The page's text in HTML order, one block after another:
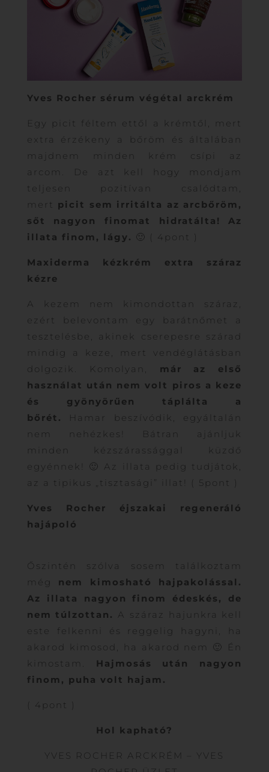
Yves Rocher sérum végétal arckrém
Egy picit féltem ettől a krémtől, mert
extra érzékeny a bőröm és általában
majdnem minden krém csípi az
arcom. De azt kell hogy mondjam
teljesen pozitívan csalódtam,
mert
picit sem irritálta az arcbőröm,
sőt nagyon finomat hidratálta! Az
illata finom, lágy. 🙂 ( 4pont )
Maxiderma kézkrém extra száraz
kézre
A kezem nem kimondottan száraz,
ezért belevontam egy barátnőmet a
tesztelésbe, akinek cserepesre szárad
mindig a keze, mert vendéglátásban
dolgozik. Komolyan, már az első
használat után nem volt piros a keze
és gyönyörűen táplálta a
bőrét.
Hamar beszívódik, egyáltalán
nem nehézkes! Bátran ajánljuk
minden kézszárassággal küzdő
egyénnek! 🙂 Az illata pedig tudjátok,
az a tipikus „tisztasági” illat! ( 5pont )
Yves Rocher éjszakai regeneráló
hajápoló
Őszintén szólva sosem találkoztam
még nem kimosható hajpakolással.
Az illata nagyon finom édeskés, de
nem túlzottan.
A száraz hajunkra kell
este felkenni és reggelig hagyni, ha
akarod kimosod, ha akarod nem 🙂 Én
kimostam.
Hajmosás után nagyon
finom, puha volt hajam.
( 4pont )
Hol kapható?
YVES ROCHER ARCKRÉM – YVES